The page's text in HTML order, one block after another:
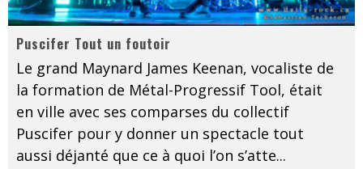
Puscifer Tout un foutoir
Le grand Maynard James Keenan, vocaliste de
la formation de Métal-Progressif Tool, était
en ville avec ses comparses du collectif
Puscifer pour y donner un spectacle tout
aussi déjanté que ce à quoi l’on s’atte...